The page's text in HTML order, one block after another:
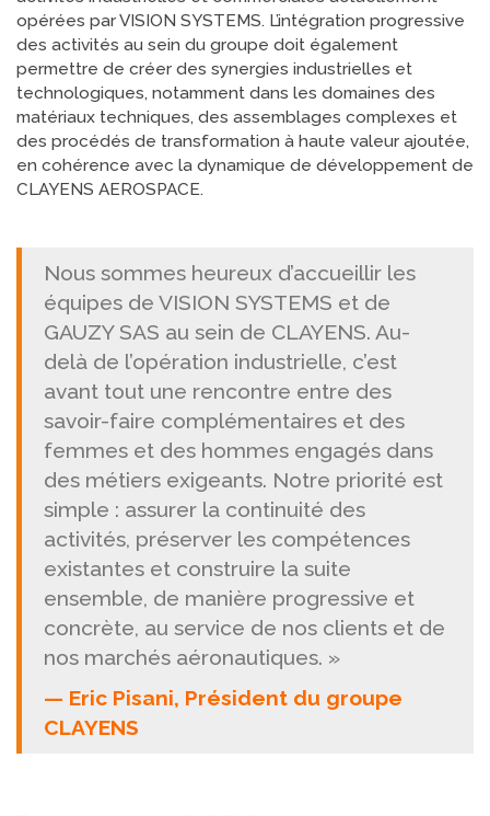
opérées par VISION SYSTEMS. L’intégration progressive
des activités au sein du groupe doit également
permettre de créer des synergies industrielles et
technologiques, notamment dans les domaines des
matériaux techniques, des assemblages complexes et
des procédés de transformation à haute valeur ajoutée,
en cohérence avec la dynamique de développement de
CLAYENS AEROSPACE.
Nous sommes heureux d’accueillir les
équipes de VISION SYSTEMS et de
GAUZY SAS au sein de CLAYENS. Au-
delà de l’opération industrielle, c’est
avant tout une rencontre entre des
savoir-faire complémentaires et des
femmes et des hommes engagés dans
des métiers exigeants. Notre priorité est
simple : assurer la continuité des
activités, préserver les compétences
existantes et construire la suite
ensemble, de manière progressive et
concrète, au service de nos clients et de
nos marchés aéronautiques. »
— Eric Pisani, Président du groupe
CLAYENS